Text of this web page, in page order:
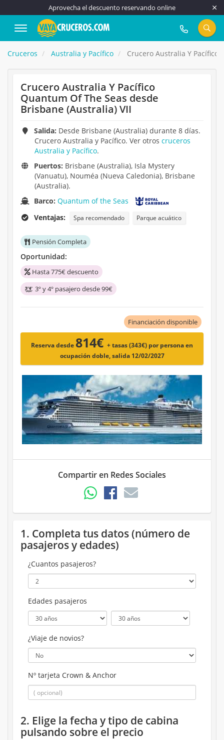
Aprovecha el descuento reservando online
917 815 555
Cruceros Australia y Pacífico Crucero Australia Y Pacífico
Crucero Australia Y Pacífico
Quantum Of The Seas desde
Brisbane (Australia) VII
Salida: Desde Brisbane (Australia) durante 8 días.
Crucero Australia y Pacífico. Ver otros cruceros
Australia y Pacífico.
Puertos: Brisbane (Australia), Isla Mystery
(Vanuatu), Nouméa (Nueva Caledonia), Brisbane
(Australia).
Barco:Quantum of the Seas
Ventajas:
Spa recomendado Parque acuático
Pensión Completa
Oportunidad:
Hasta 775€ descuento
3º y 4º pasajero desde 99€
Financiación disponible
Reserva desde 814€ + tasas (343€) por persona en
ocupación doble, salida 12/02/2027
Compartir en Redes Sociales
1. Completa tus datos (número de
pasajeros y edades)
¿Cuantos pasajeros?
Edades pasajeros
¿Viaje de novios?
Nº tarjeta Crown & Anchor
2. Elige la fecha y tipo de cabina
pulsando sobre el precio